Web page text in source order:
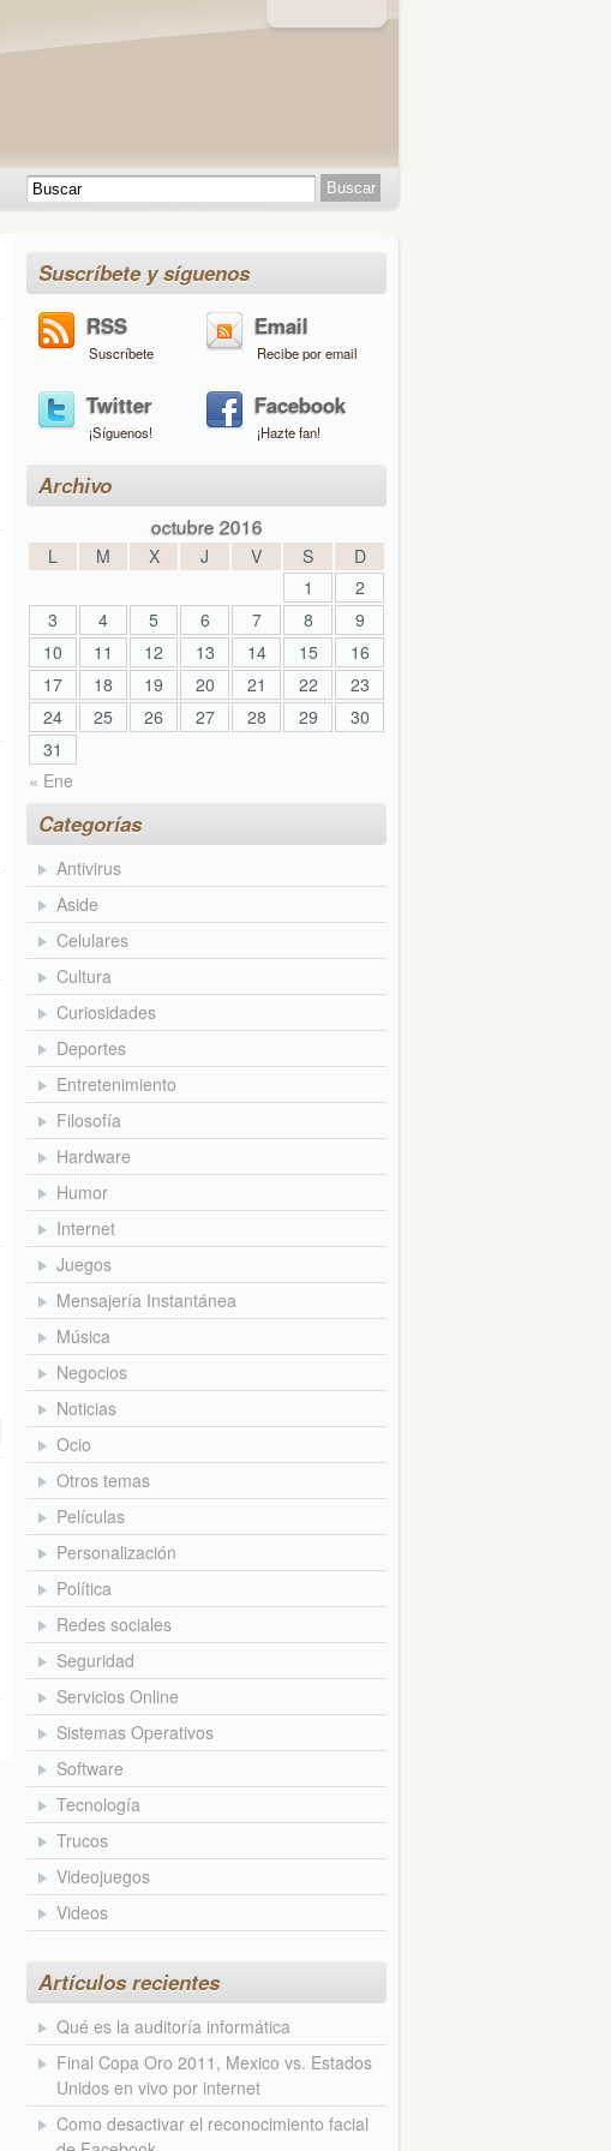
Suscríbete y síguenos
RSS
Suscríbete
Email
Recibe por email
Twitter
¡Síguenos!
Facebook
¡Hazte fan!
Archivo
octubre 2016
L M X J V S D
« Ene
1
2
3
4 5 6 7 8
9
10
11 12 13 14 15
16
17
18 19 20 21 22
23
24
25 26 27 28 29
30
31
Categorías
Antivirus
Aside
Celulares
Cultura
Curiosidades
Deportes
Entretenimiento
Filosofía
Hardware
Humor
Internet
Juegos
Mensajería Instantánea
Música
Negocios
Noticias
Ocio
Otros temas
Películas
Personalización
Política
Redes sociales
Seguridad
Servicios Online
Sistemas Operativos
Software
Tecnología
Trucos
Videojuegos
Videos
Artículos recientes
Qué es la auditoría informática
Final Copa Oro 2011, Mexico vs. Estados
Unidos en vivo por internet
Como desactivar el reconocimiento facial